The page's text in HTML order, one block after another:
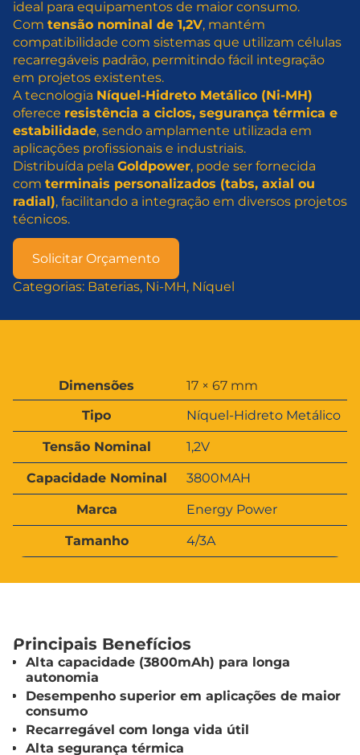
ideal para equipamentos de maior consumo.
Com tensão nominal de 1,2V, mantém
compatibilidade com sistemas que utilizam células
recarregáveis padrão, permitindo fácil integração
em projetos existentes.
A tecnologia Níquel-Hidreto Metálico (Ni-MH)
oferece resistência a ciclos, segurança térmica e
estabilidade, sendo amplamente utilizada em
aplicações profissionais e industriais.
Distribuída pela Goldpower, pode ser fornecida
com terminais personalizados (tabs, axial ou
radial), facilitando a integração em diversos projetos
técnicos.
Solicitar Orçamento
Categorias: Baterias, Ni-MH, Níquel
t
b
t
o
s
l
o
r
Dimensões
17 × 67 mm
Tipo
Níquel-Hidreto Metálico
Tensão Nominal 1,2V
Capacidade Nominal 3800MAH
Marca Energy Power
Tamanho 4/3A
Principais Benefícios
Alta capacidade (3800mAh) para longa
autonomia
Desempenho superior em aplicações de maior
consumo
Recarregável com longa vida útil
Alta segurança térmica